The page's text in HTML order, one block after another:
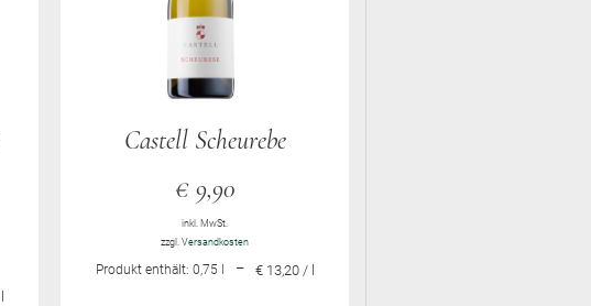
Castell Scheurebe
€9,90
inkl. MwSt.
zzgl. Versandkosten
Produkt enthält: 0,75 l – € 13,20 / l